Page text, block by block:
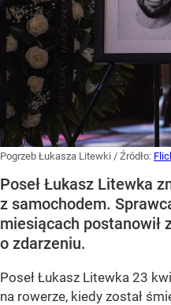
Pogrzeb Łukasza Litewki / Źródło:
Poseł Łukasz Litewka
z samochodem.
miesiącach postanowił
o zdarzeniu.
Poseł Łukasz Litewka 23
na rowerze, kiedy został